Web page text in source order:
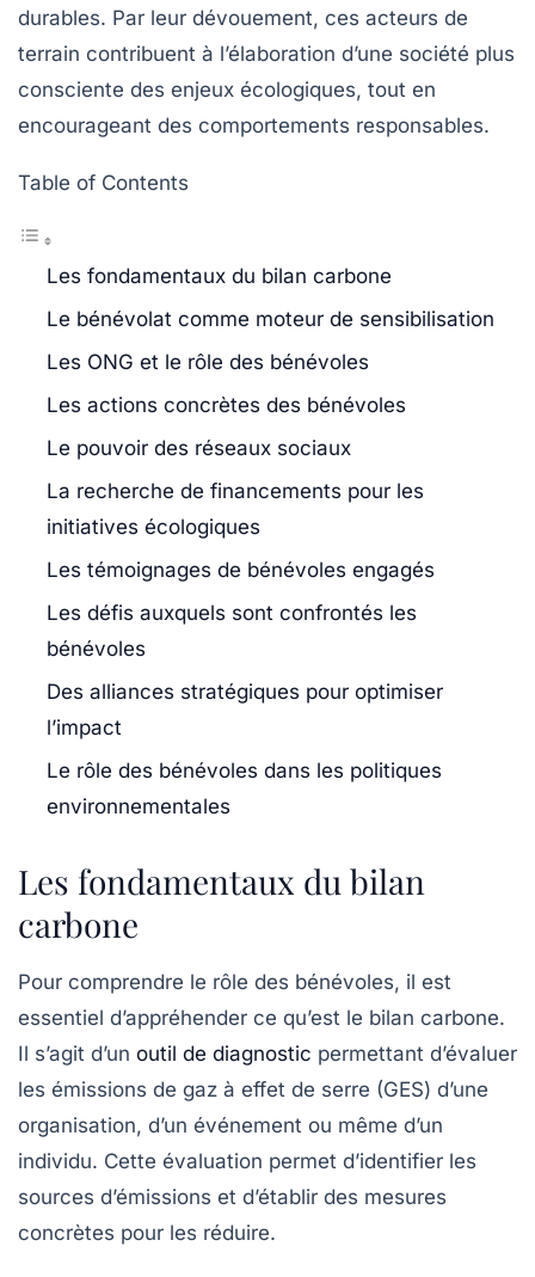
durables. Par leur dévouement, ces acteurs de
terrain contribuent à l’élaboration d’une société plus
consciente des enjeux écologiques, tout en
encourageant des comportements responsables.
Table of Contents
Les fondamentaux du bilan carbone
Le bénévolat comme moteur de sensibilisation
Les ONG et le rôle des bénévoles
Les actions concrètes des bénévoles
Le pouvoir des réseaux sociaux
La recherche de financements pour les
initiatives écologiques
Les témoignages de bénévoles engagés
Les défis auxquels sont confrontés les
bénévoles
Des alliances stratégiques pour optimiser
l’impact
Le rôle des bénévoles dans les politiques
environnementales
Les fondamentaux du bilan
carbone
Pour comprendre le rôle des bénévoles, il est
essentiel d’appréhender ce qu’est le bilan carbone.
Il s’agit d’un outil de diagnostic permettant d’évaluer
les émissions de gaz à effet de serre (GES) d’une
organisation, d’un événement ou même d’un
individu. Cette évaluation permet d’identifier les
sources d’émissions et d’établir des mesures
concrètes pour les réduire.